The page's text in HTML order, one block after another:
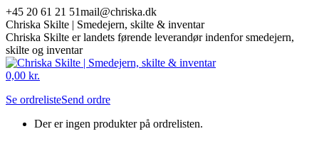
Skip
to
content
+45 20 61 21 51mail@chriska.dk
Chriska Skilte | Smedejern, skilte & inventar
Chriska Skilte er landets førende leverandør indenfor smedejern,
skilte og inventar
Mail
opens
new
Facebook
opens
new
0,00 kr.
Se ordrelisteSend ordre
Der er ingen produkter på ordrelisten.